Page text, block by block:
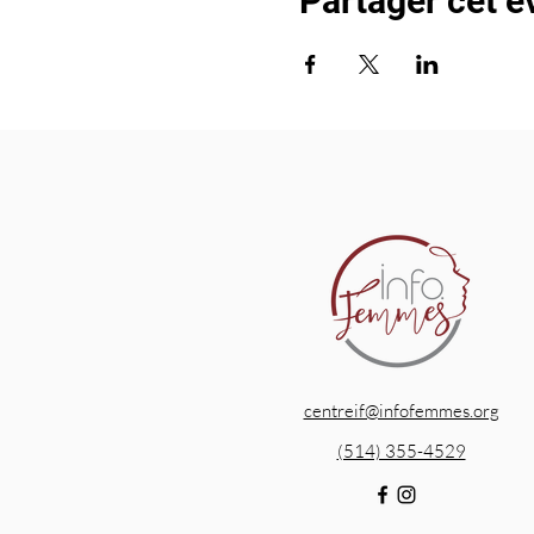
centreif@infofemmes.org
(514) 355-4529